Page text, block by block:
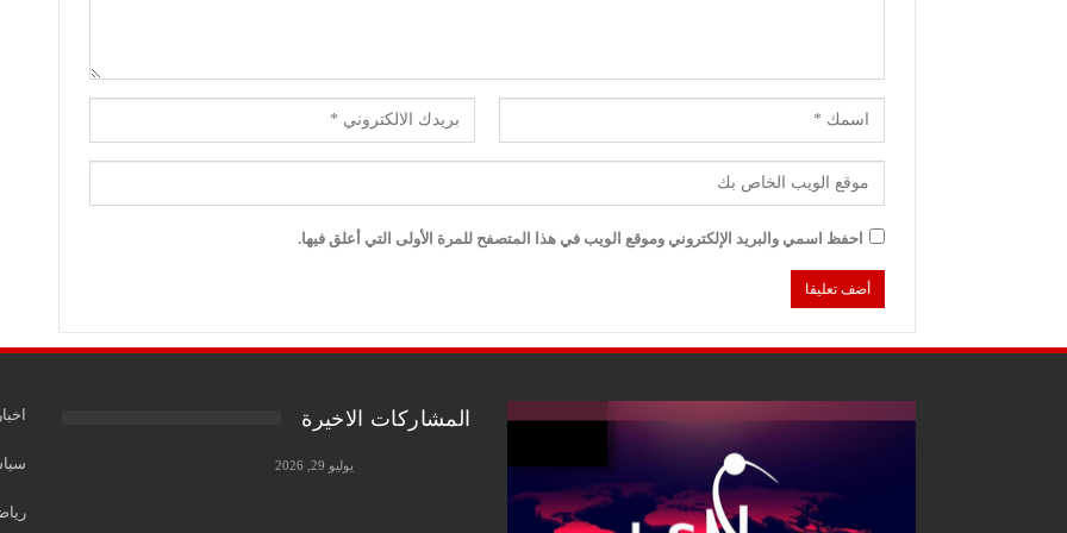
احفظ اسمي والبريد الإلكتروني وموقع الويب في هذا المتصفح للمرة الأولى التي أعلق فيها.
المشاركات الاخيرة
يوليو 29, 2026
اخبار